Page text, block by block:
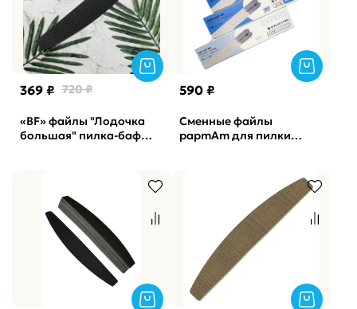
369 ₽ 720 ₽
«BF» файлы "Лодочка
большая" пилка-баф
590 ₽
Сменные файлы
papmAm для пилки